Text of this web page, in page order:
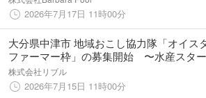
2026年7月17日 11時00分
大分県中津市 地域おこし協力隊「オイス
ファーマー枠」の募集開始 〜水産スタ
アップ・リブル、水産HRの取組として牡
殖への挑戦を伴走支援〜
株式会社リブル
2026年7月15日 11時00分